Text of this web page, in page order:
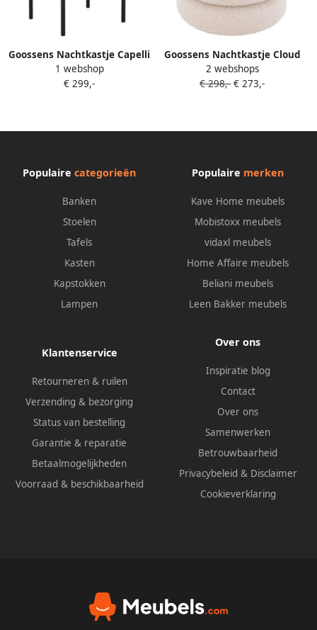
Goossens Nachtkastje Capelli
Met Deur Links Hout
1 webshop
€ 299,-
Goossens Nachtkastje Cloud
Rond 42 Cm 42 Cm Hoog Incl.
Glasblad Rond Opleg Stof
2 webshops
€ 298,- € 273,-
Populaire categorieën
Banken
Stoelen
Tafels
Kasten
Kapstokken
Lampen
Populaire merken
Kave Home meubels
Mobistoxx meubels
vidaxl meubels
Home Affaire meubels
Beliani meubels
Leen Bakker meubels
Klantenservice
Retourneren & ruilen
Verzending & bezorging
Status van bestelling
Garantie & reparatie
Betaalmogelijkheden
Voorraad & beschikbaarheid
Over ons
Inspiratie blog
Contact
Over ons
Samenwerken
Betrouwbaarheid
Privacybeleid & Disclaimer
Cookieverklaring